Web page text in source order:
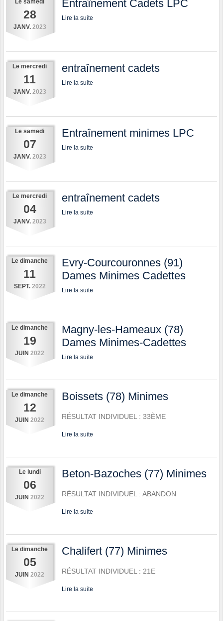
Le samedi
28
JANV. 2023
Entraînement Cadets LPC
Lire la suite
Le mercredi
11
JANV. 2023
entraînement cadets
Lire la suite
Le samedi
07
JANV. 2023
Entraînement minimes LPC
Lire la suite
Le mercredi
04
JANV. 2023
entraînement cadets
Lire la suite
Le dimanche
11
SEPT. 2022
Evry-Courcouronnes (91)
Dames Minimes Cadettes
Lire la suite
Le dimanche
19
JUIN 2022
Magny-les-Hameaux (78)
Dames Minimes-Cadettes
Lire la suite
Le dimanche
12
JUIN 2022
Boissets (78) Minimes
RÉSULTAT INDIVIDUEL : 33ÈME
Lire la suite
Le lundi
06
JUIN 2022
Beton-Bazoches (77) Minimes
RÉSULTAT INDIVIDUEL : ABANDON
Lire la suite
Le dimanche
05
JUIN 2022
Chalifert (77) Minimes
RÉSULTAT INDIVIDUEL : 21E
Lire la suite